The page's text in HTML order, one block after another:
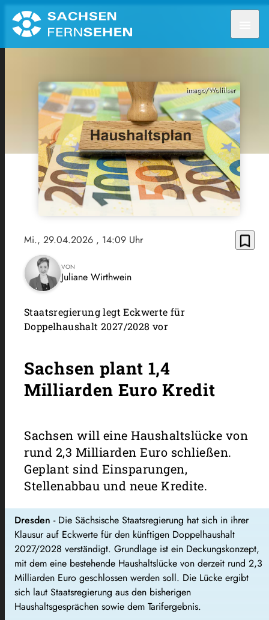
imago/Wolfilser
Mi., 29.04.2026 , 14:09 Uhr bookmark_border
VON
Juliane Wirthwein
Staatsregierung legt Eckwerte für
Doppelhaushalt 2027/2028 vor
Sachsen plant 1,4
Milliarden Euro Kredit
Sachsen will eine Haushaltslücke von
rund 2,3 Milliarden Euro schließen.
Geplant sind Einsparungen,
Stellenabbau und neue Kredite.
Dresden - Die Sächsische Staatsregierung hat sich in ihrer
Klausur auf Eckwerte für den künftigen Doppelhaushalt
2027/2028 verständigt. Grundlage ist ein Deckungskonzept,
mit dem eine bestehende Haushaltslücke von derzeit rund 2,3
Milliarden Euro geschlossen werden soll. Die Lücke ergibt
sich laut Staatsregierung aus den bisherigen
Haushaltsgesprächen sowie dem Tarifergebnis.